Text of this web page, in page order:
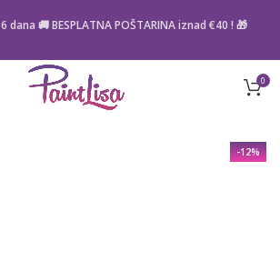
🚚 BESPLATNA POŠTARINA iznad €40 ! 🎁
0
-12%